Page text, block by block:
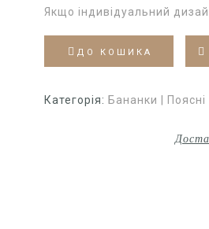
Якщо індивідуальний
ДО КОШИКА
Категорія: Бананки | Поясні